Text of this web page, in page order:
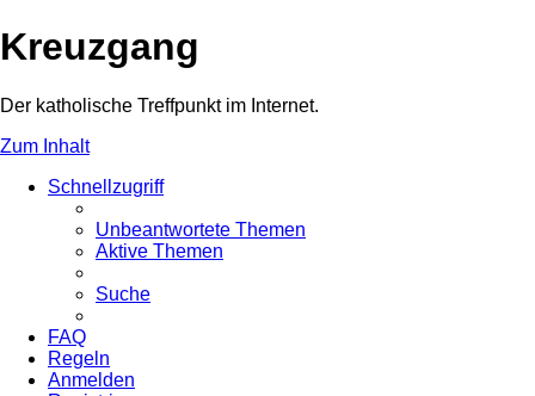
Kreuzgang
Der katholische Treffpunkt im Internet.
Zum Inhalt
Schnellzugriff
Unbeantwortete Themen
Aktive Themen
Suche
FAQ
Regeln
Anmelden